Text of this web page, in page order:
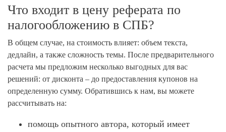
Что входит в цену реферата по
налогообложению в СПБ?
В общем случае, на стоимость влияет: объем текста,
дедлайн, а также сложность темы. После предварительного
расчета мы предложим несколько выгодных для вас
решений: от дисконта – до предоставления купонов на
определенную сумму. Обратившись к нам, вы можете
рассчитывать на:
помощь опытного автора, который имеет